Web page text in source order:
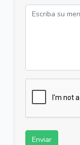
Enviar